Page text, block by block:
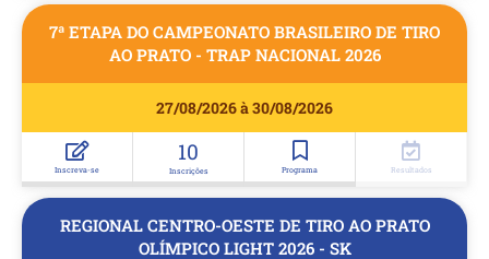
7ª ETAPA DO CAMPEONATO BRASILEIRO DE TIRO
AO PRATO - TRAP NACIONAL 2026
27/08/2026 à 30/08/2026
Inscreva-se
10
Inscrições Programa Resultados
REGIONAL CENTRO-OESTE DE TIRO AO PRATO
OLÍMPICO LIGHT 2026 - SK